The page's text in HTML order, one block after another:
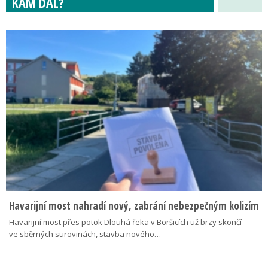
Havarijní most nahradí nový, zabrání nebezpečným kolizím
Havarijní most přes potok Dlouhá řeka v Boršicích už brzy skončí
ve sběrných surovinách, stavba nového…